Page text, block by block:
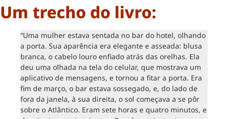
Um trecho do livro:
“Uma mulher estava sentada no bar do hotel, olhando
a porta. Sua aparência era elegante e asseada: blusa
branca, o cabelo louro enfiado atrás das orelhas. Ela
deu uma olhada na tela do celular, que mostrava um
aplicativo de mensagens, e tornou a fitar a porta. Era
fim de março, o bar estava sossegado, e, do lado de
fora da janela, à sua direita, o sol começava a se pôr
sobre o Atlântico. Eram sete horas e quatro minutos, e